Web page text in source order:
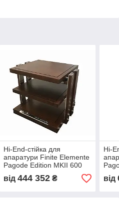
Hi-End-стійка для
апаратури Finite Elemente
Pagode Edition MKII 600
від 444 352₴
Hi-
від